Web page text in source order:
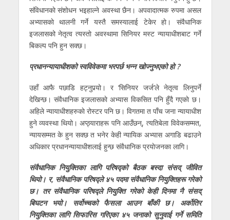
संविधानकाे संशाेधन भइहाल्ने अवस्था छैन। अपवादात्मक रुपमा असल
अभ्यासकाे थालनी गर्ने यस्तै समस्यालाई टेकेर हाे। संवैधानिक
इजलासको नेतृत्व त्यस्ताे अवस्थामा सिनियर मस्ट न्यायाधीशबाट गर्ने
बिकल्प पनि हुन सक्छ।
प्रधानन्यायाधीशको स्वविवेकमा भरपर्छ भन्न खोज्नुभएको हो ?
उहाँ आफै पछाडि हट्नुपर्‍यो। र ‘सिनियर जर्ज’ले नेतृत्व लिनुपर्ने
देखिन्छ। संवैधानिक इजलासकाे अभ्यास विकसित पनि हुँदै गएकाे छ।
अहिले न्यायाधीशहरुकाे रोस्टर पनि छ। विगतमा त पाँच जना न्यायाधीश
हुने व्यवस्था थियो। अप्ठ्याराहरू पनि आउँछन्, त्यतिबेला विवेकसम्मत,
न्यायसम्मत के हुन सक्छ त भनेर केही न्यायिक अभ्यास अगाडि बढाउने
अधिकार प्रधानन्यायाधीशलाई हुन्छ संवैधानिक प्रयाेजनका लागि।
संवैधानिक नियुक्तिका लागि परिषद्को बैठक बस्दा संसद् जीवित
थियो। र, संवैधानिक परिषद्ले ४५ पदमा संवैधानिक नियुक्तिहरू गरेको
छ। तर संवैधानिक परिषद्ले नियुक्ति गरेको केही दिनमा नै संसद्
बिघटन भयो। सर्वोच्चको फैसला आउन बाँकी छ। अर्कोतिर
नियुक्तिका लागि सिफारिस गरिएका ४५ जनाको सुनुवाई गर्ने समिति